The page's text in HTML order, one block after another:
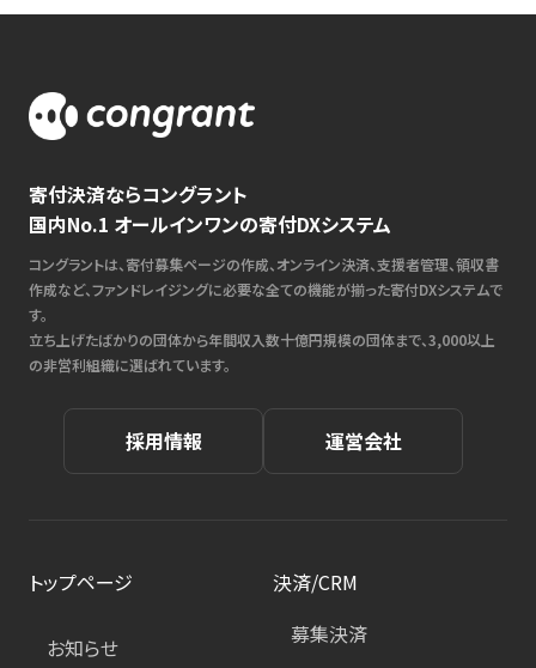
寄付決済ならコングラント
国内No.1 オールインワンの寄付DXシステム
コングラントは、寄付募集ページの作成、オンライン決済、支援者管理、領収書
作成など、ファンドレイジングに必要な全ての機能が揃った寄付DXシステムで
す。
立ち上げたばかりの団体から年間収入数十億円規模の団体まで、3,000以上
の非営利組織に選ばれています。
採用情報 運営会社
トップページ
お知らせ
決済/CRM
募集決済